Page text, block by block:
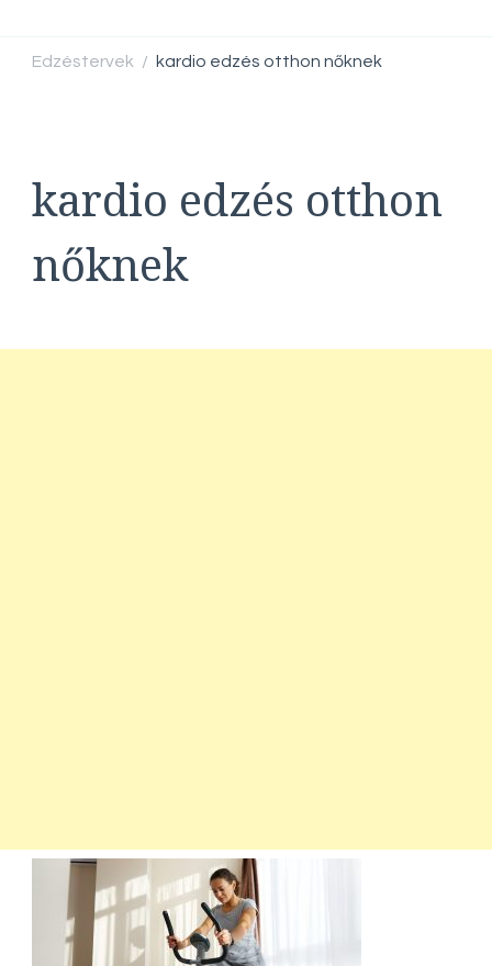
Edzéstervek / kardio edzés otthon nőknek
kardio edzés otthon
nőknek